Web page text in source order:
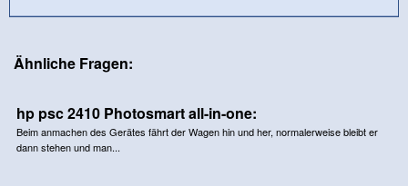
Ähnliche Fragen:
hp psc 2410 Photosmart all-in-one:
Beim anmachen des Gerätes fährt der Wagen hin und her, normalerweise bleibt er
dann stehen und man...